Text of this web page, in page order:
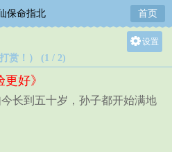
保命指北 首页
设置
中
赏！） (1 / 2)
好》
到五十岁，孙子都开始满地